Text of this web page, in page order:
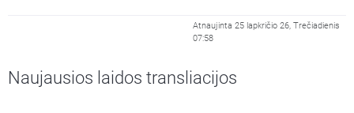
Atnaujinta 25 lapkričio 26, Trečiadienis
07:58
Naujausios laidos transliacijos